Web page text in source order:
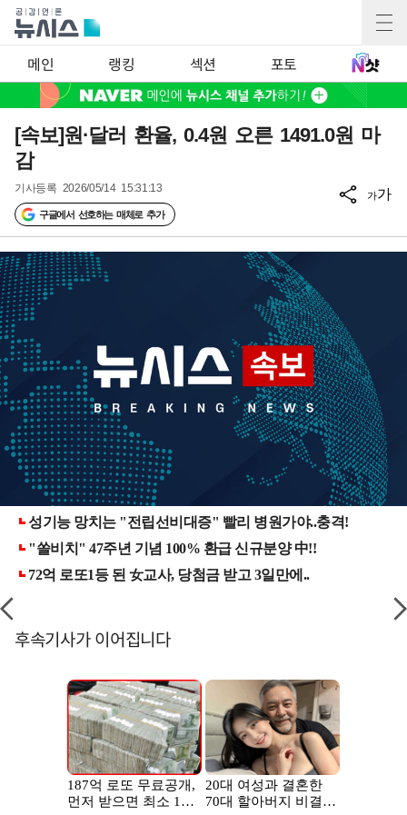
메인 랭킹 섹션 포토
[속보]원·달러 환율, 0.4원 오른 1491.0원 마
감
기사등록 2026/05/14 15:31:13
구글에서 선호하는 매체로 추가
가가
후속기사가 이어집니다